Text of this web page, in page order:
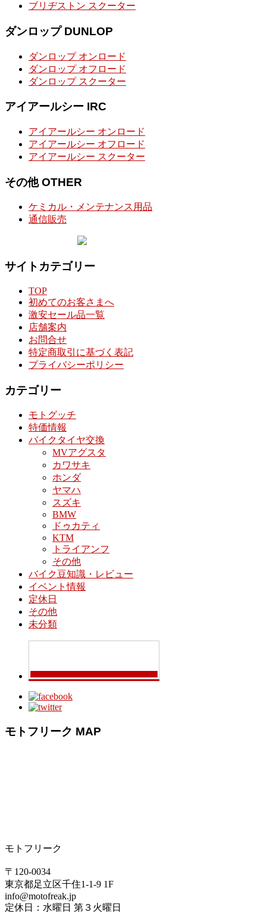
ブリヂストン スクーター
ダンロップ DUNLOP
ダンロップ オンロード
ダンロップ オフロード
ダンロップ スクーター
アイアールシー IRC
アイアールシー オンロード
アイアールシー オフロード
アイアールシー スクーター
その他 OTHER
ケミカル・メンテナンス用品
通信販売
サイトカテゴリー
TOP
初めてのお客さまへ
激安セール品一覧
店舗案内
お問合せ
特定商取引に基づく表記
プライバシーポリシー
カテゴリー
モトグッチ
特価情報
バイクタイヤ交換
MVアグスタ
カワサキ
ホンダ
ヤマハ
スズキ
BMW
ドゥカティ
KTM
トライアンフ
その他
バイク豆知識・レビュー
イベント情報
定休日
その他
未分類
モトフリーク MAP
モトフリーク
〒120-0034
東京都足立区千住1-1-9 1F
info@motofreak.jp
定休日：水曜日 第３火曜日